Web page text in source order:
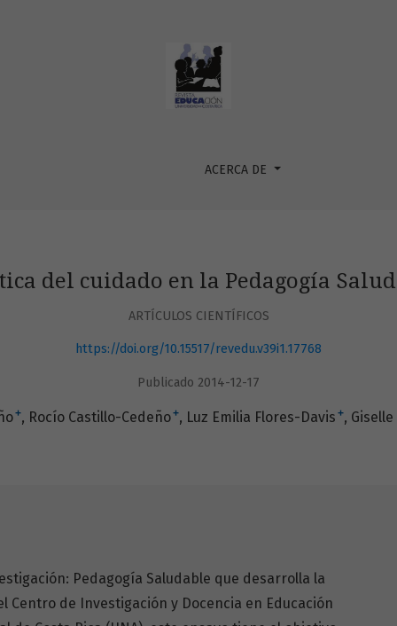
ACERCA DE
del cuidado en la Pedagogía
ARTÍCULOS CIENTÍFICOS
https://doi.org/10.15517/revedu.v39i1.17768
Publicado 2014-12-17
+ Rocío Castillo-Cedeño+ Luz Emilia Flores-Davis +
Pedagogía Saludable que desarrolla la
Centro de Investigación y Docencia en Educación